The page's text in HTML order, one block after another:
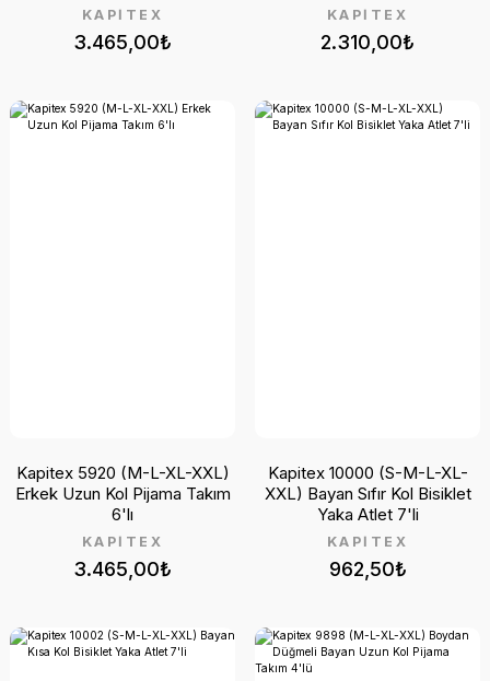
3.465,00₺
KAPİTEX
2.310,00₺
KAPİTEX
3.465,00₺
KAPİTEX
Kapitex 5920 (M-L-XL-XXL)
Erkek Uzun Kol Pijama Takım
6'lı
962,50₺
KAPİTEX
Kapitex 10000 (S-M-L-XL-
XXL) Bayan Sıfır Kol Bisiklet
Yaka Atlet 7'li